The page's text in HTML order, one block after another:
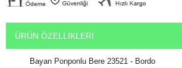
ÜRÜN ÖZELLIKLERI
Bayan Ponponlu Bere 23521 - Bordo